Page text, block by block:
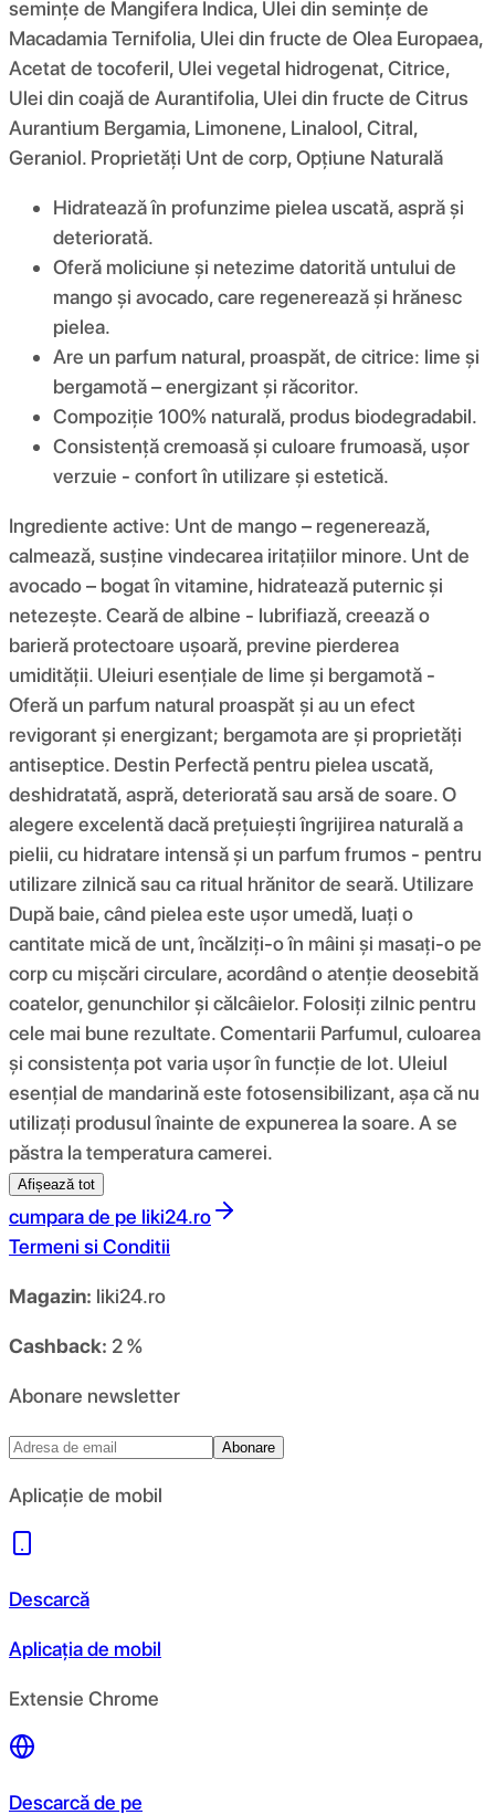
semințe de Mangifera Indica, Ulei din semințe de
Macadamia Ternifolia, Ulei din fructe de Olea Europaea,
Acetat de tocoferil, Ulei vegetal hidrogenat, Citrice,
Ulei din coajă de Aurantifolia, Ulei din fructe de Citrus
Aurantium Bergamia, Limonene, Linalool, Citral,
Geraniol. Proprietăți Unt de corp, Opțiune Naturală
Hidratează în profunzime pielea uscată, aspră și
deteriorată.
Oferă moliciune și netezime datorită untului de
mango și avocado, care regenerează și hrănesc
pielea.
Are un parfum natural, proaspăt, de citrice: lime și
bergamotă – energizant și răcoritor.
Compoziție 100% naturală, produs biodegradabil.
Consistență cremoasă și culoare frumoasă, ușor
verzuie - confort în utilizare și estetică.
Ingrediente active: Unt de mango – regenerează,
calmează, susține vindecarea iritațiilor minore. Unt de
avocado – bogat în vitamine, hidratează puternic și
netezește. Ceară de albine - lubrifiază, creează o
barieră protectoare ușoară, previne pierderea
umidității. Uleiuri esențiale de lime și bergamotă -
Oferă un parfum natural proaspăt și au un efect
revigorant și energizant; bergamota are și proprietăți
antiseptice. Destin Perfectă pentru pielea uscată,
deshidratată, aspră, deteriorată sau arsă de soare. O
alegere excelentă dacă prețuiești îngrijirea naturală a
pielii, cu hidratare intensă și un parfum frumos - pentru
utilizare zilnică sau ca ritual hrănitor de seară. Utilizare
După baie, când pielea este ușor umedă, luați o
cantitate mică de unt, încălziți-o în mâini și masați-o pe
corp cu mișcări circulare, acordând o atenție deosebită
coatelor, genunchilor și călcâielor. Folosiți zilnic pentru
cele mai bune rezultate. Comentarii Parfumul, culoarea
și consistența pot varia ușor în funcție de lot. Uleiul
esențial de mandarină este fotosensibilizant, așa că nu
utilizați produsul înainte de expunerea la soare. A se
păstra la temperatura camerei.
Afișează tot
cumpara de pe liki24.ro
Termeni si Conditii
Magazin: liki24.ro
Cashback: 2 %
Abonare newsletter
Abonare
Aplicație de mobil
Descarcă
Aplicația de mobil
Extensie Chrome
Descarcă de pe